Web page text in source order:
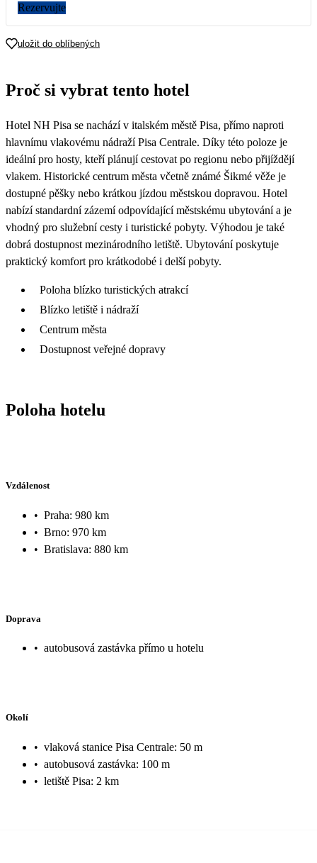
14
5 969 5 969 5 969 5 969 5 969 5 969 5 969
21 22
28
7 019
29 30 31
Rezervujte
uložit do oblíbených
Proč si vybrat tento hotel
Hotel NH Pisa se nachází v italském městě Pisa, přímo naproti
hlavnímu vlakovému nádraží Pisa Centrale. Díky této poloze je
ideální pro hosty, kteří plánují cestovat po regionu nebo přijíždějí
vlakem. Historické centrum města včetně známé Šikmé věže je
dostupné pěšky nebo krátkou jízdou městskou dopravou. Hotel
nabízí standardní zázemí odpovídající městskému ubytování a je
vhodný pro služební cesty i turistické pobyty. Výhodou je také
dobrá dostupnost mezinárodního letiště. Ubytování poskytuje
praktický komfort pro krátkodobé i delší pobyty.
Poloha blízko turistických atrakcí
Blízko letiště i nádraží
Centrum města
Dostupnost veřejné dopravy
Poloha hotelu
Vzdálenost
• Praha: 980 km
• Brno: 970 km
• Bratislava: 880 km
Doprava
• autobusová zastávka přímo u hotelu
Okolí
• vlaková stanice Pisa Centrale: 50 m
• autobusová zastávka: 100 m
• letiště Pisa: 2 km